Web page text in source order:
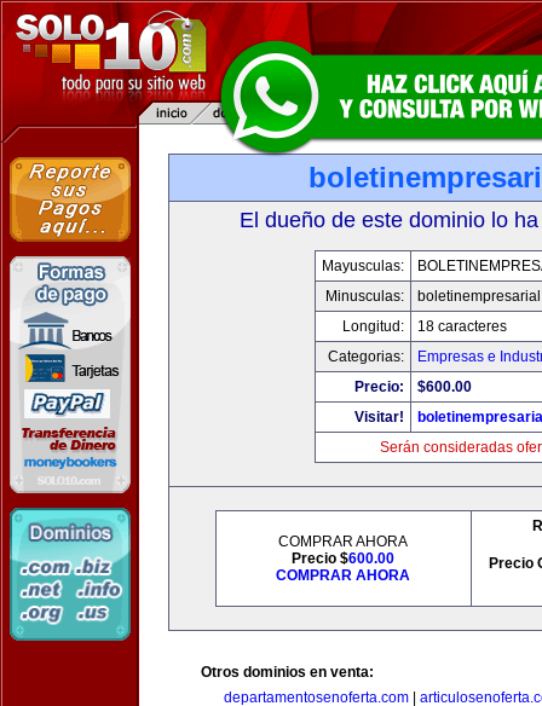
El dueño de este dominio lo
Mayusculas:
Minusculas:
Longitud:
18 caracteres
Categorias:
Empresas e
Precio:
$600.00
Visitar!
Serán consideradas
COMPRAR AHORA
Precio $600.00
COMPRAR AHORA
Precio
Otros dominios en venta:
departamentosenoferta.com